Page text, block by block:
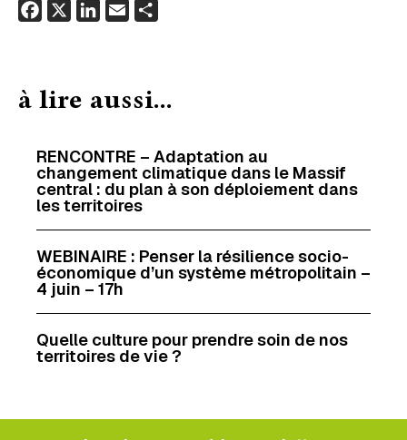
b
o
k
X
e
I
n
l
a
e
r
à lire aussi...
RENCONTRE – Adaptation au
changement climatique dans le Massif
central : du plan à son déploiement dans
les territoires
WEBINAIRE : Penser la résilience socio-
économique d’un système métropolitain –
4 juin – 17h
Quelle culture pour prendre soin de nos
territoires de vie ?